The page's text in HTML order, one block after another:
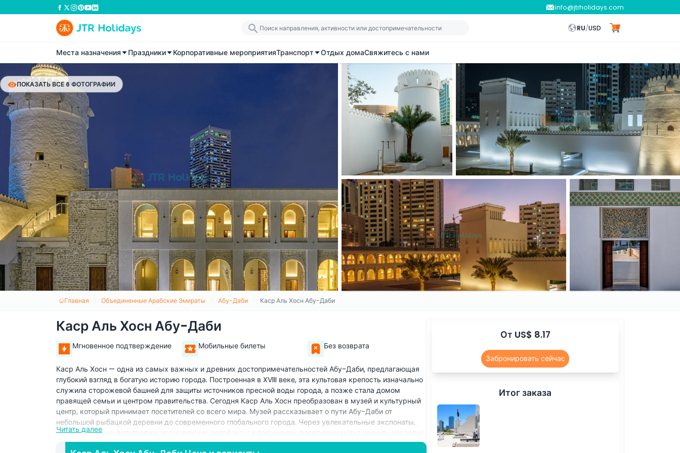
info@jtrholidays.com
RU/USD
Места назначения Праздники Корпоративные мероприятияТранспорт Отдых домаСвяжитесь с нами
ПОКАЗАТЬ ВСЕ 6 ФОТОГРАФИИ
Главная Объединенные Арабские Эмираты Абу-Даби Каср Аль Хосн Абу-Даби
Каср Аль Хосн Абу-Даби
Мгновенное подтверждение Мобильные билеты Без возврата
Каср Аль Хосн — одна из самых важных и древних достопримечательностей Абу-Даби, предлагающая
глубокий взгляд в богатую историю города. Построенная в XVIII веке, эта культовая крепость изначально
служила сторожевой башней для защиты источников пресной воды города, а позже стала домом
правящей семьи и центром правительства. Сегодня Каср Аль Хосн преобразован в музей и культурный
центр, который принимает посетителей со всего мира. Музей рассказывает о пути Абу-Даби от
небольшой рыбацкой деревни до современного глобального города. Через увлекательные экспонаты,
включая старые фотографии, исторические артефакты и документы, посетители могут изучить наследие
ОАЭ и роль крепости в формировании нации. Архитектура Каср Аль Хосн является великолепным
Читать далее
От US$ 8.17
Забронировать сейчас
Итог заказа